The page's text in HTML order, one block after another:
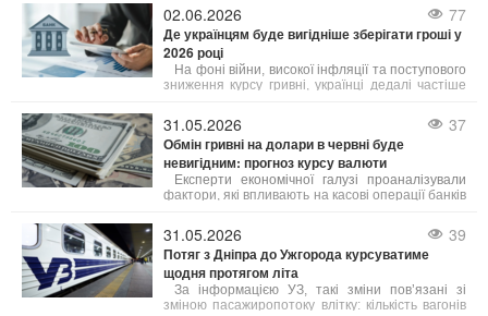
спеціалісти вже працюють над її усуненням. "У
нас технічний збій,
02.06.2026 77
Де українцям буде вигідніше зберігати гроші у
2026 році
На фоні війни, високої інфляції та поступового
зниження курсу гривні, українці дедалі частіше
коштів, а й можливості захистити їх від
знецінення.
31.05.2026 37
Обмін гривні на долари в червні буде
невигідним: прогноз курсу валюти
Експерти економічної галузі проаналізували
фактори, які впливають на касові операції банків
діапазону можливих змін котирувань. Зміни
курсу у пунктах обміну напряму пов’язані з
державними фінансовими механізмами. Згідно з
наявними оцінками, нинішня ситуація носить
тимчасовий характер і найближчим часом
очікується стабілізація.
31.05.2026 39
Потяг з Дніпра до Ужгорода курсуватиме
щодня протягом літа
За інформацією УЗ, такі зміни пов’язані зі
зміною пасажиропотоку влітку: кількість вагонів